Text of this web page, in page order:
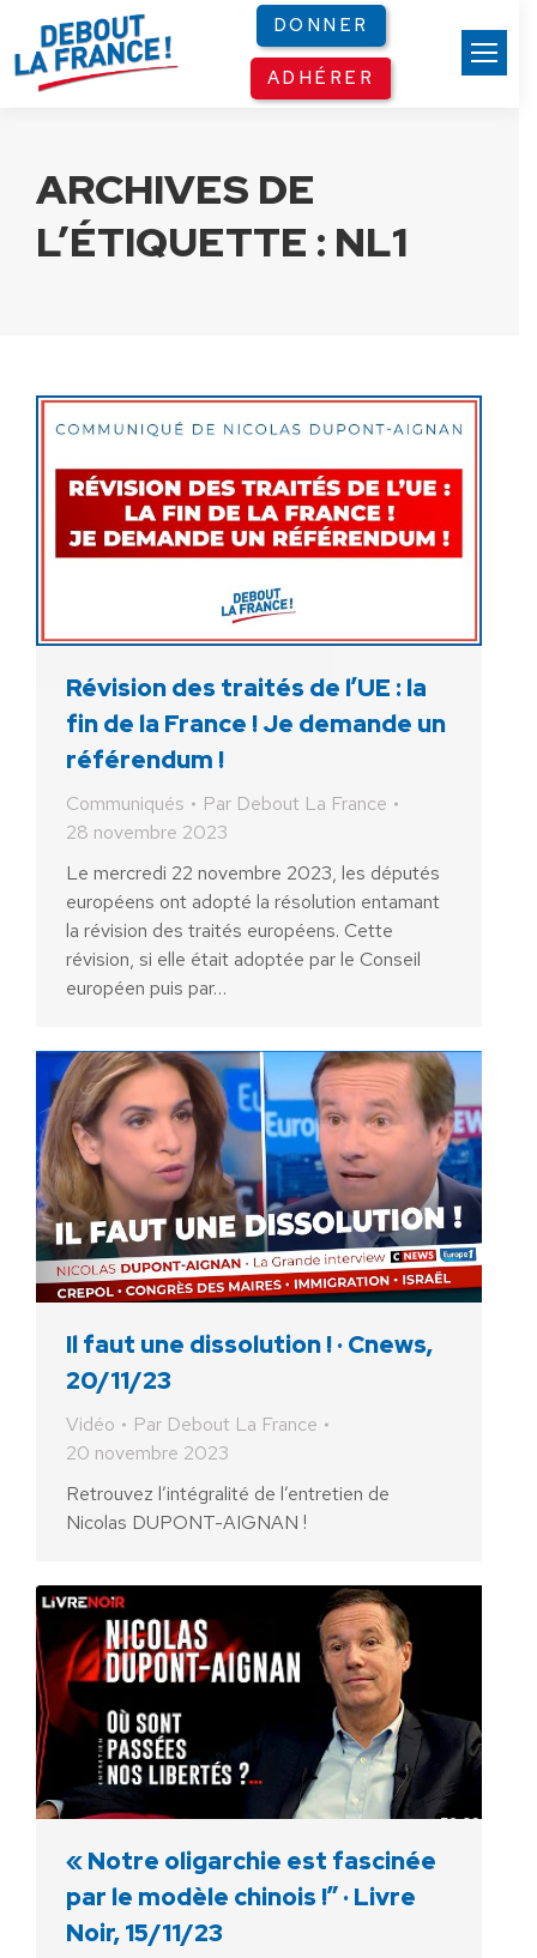
DONNER
ADHÉRER
ARCHIVES DE
L’ÉTIQUETTE : NL1
Révision des traités de l’UE : la
fin de la France ! Je demande un
référendum !
Communiqués Par Debout La France
28 novembre 2023
Le mercredi 22 novembre 2023, les députés
européens ont adopté la résolution entamant
la révision des traités européens. Cette
révision, si elle était adoptée par le Conseil
européen puis par…
Il faut une dissolution ! · Cnews,
20/11/23
Vidéo Par Debout La France
20 novembre 2023
Retrouvez l’intégralité de l’entretien de
Nicolas DUPONT-AIGNAN !
« Notre oligarchie est fascinée
par le modèle chinois !” · Livre
Noir, 15/11/23
Panneau de gestion des cookies